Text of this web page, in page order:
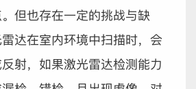
但也存在一定的挑战与缺
达在室内环境中扫描时，会
射，如果激光雷达检测能力